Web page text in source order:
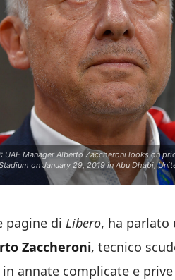
UAE Manager Alberto Zaccheroni looks on
on January 29, 2019 in Abu Dhabi,
pagine di Libero, ha parlato
Zaccheroni, tecnico
annate complicate e